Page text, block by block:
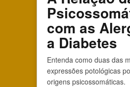
com as
a Diabetes
Entenda como duas das
expressões potológicas
origens psicossomáticas.